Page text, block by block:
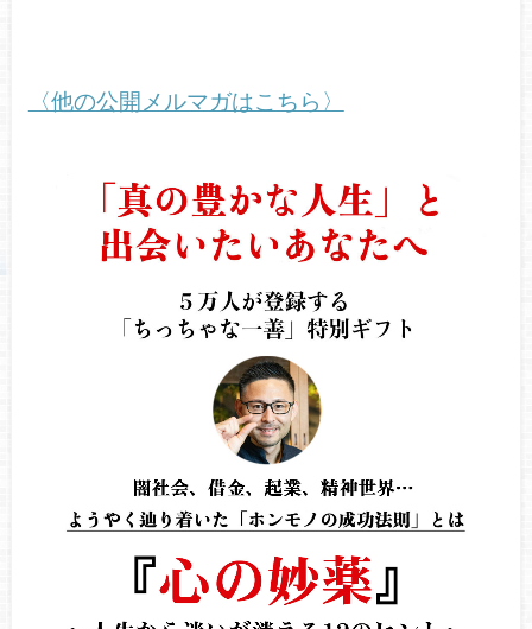
〈他の公開メルマガはこちら〉